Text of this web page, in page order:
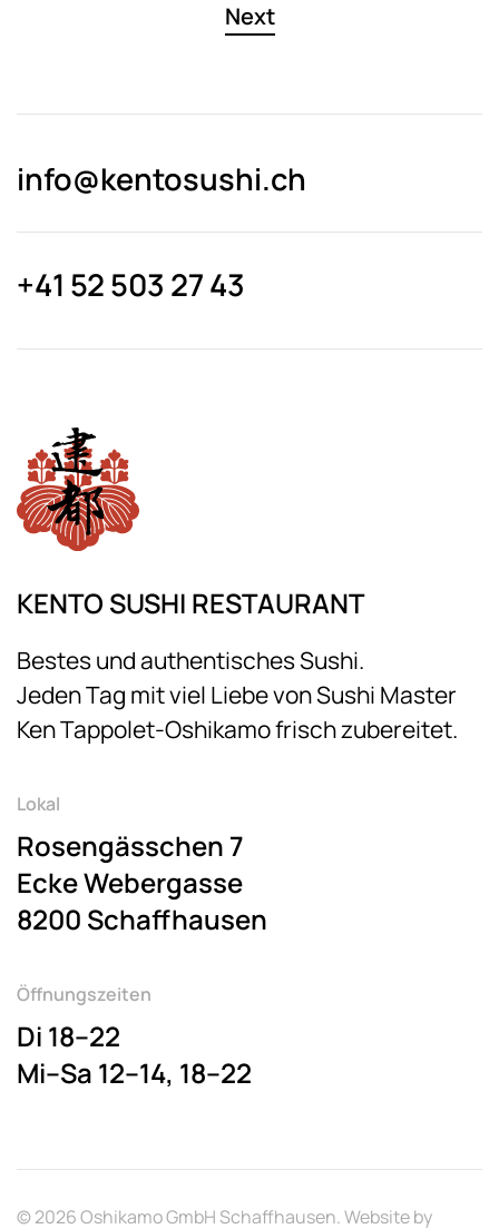
Next
info@kentosushi.ch
+41 52 503 27 43
KENTO SUSHI RESTAURANT
Bestes und authentisches Sushi.
Jeden Tag mit viel Liebe von Sushi Master
Ken Tappolet-Oshikamo frisch zubereitet.
Lokal
Rosengässchen 7
Ecke Webergasse
8200 Schaffhausen
Öffnungszeiten
Di 18–22
Mi–Sa 12–14, 18–22
©2026Oshikamo GmbH Schaffhausen. Website by